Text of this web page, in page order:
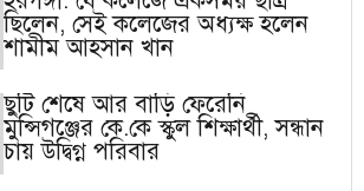
ছিলেন, সেই কলেজের অধ্যক্ষ হলেন
শামীম আহসান খান
ছুটি শেষে আর বাড়ি ফেরেনি
মুন্সিগঞ্জের কে.কে স্কুল শিক্ষার্থী, সন্ধান
চায় উদ্বিগ্ন পরিবার